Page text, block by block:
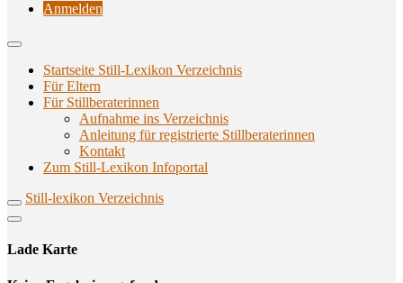
Anmelden
Startseite Still-Lexikon Verzeichnis
Für Eltern
Für Stillberaterinnen
Aufnahme ins Verzeichnis
Anlei­tung für regis­trier­te Stillberaterinnen
Kon­takt
Zum Still-Lexikon Infoportal
Still-lexikon Verzeichnis
Lade Karte